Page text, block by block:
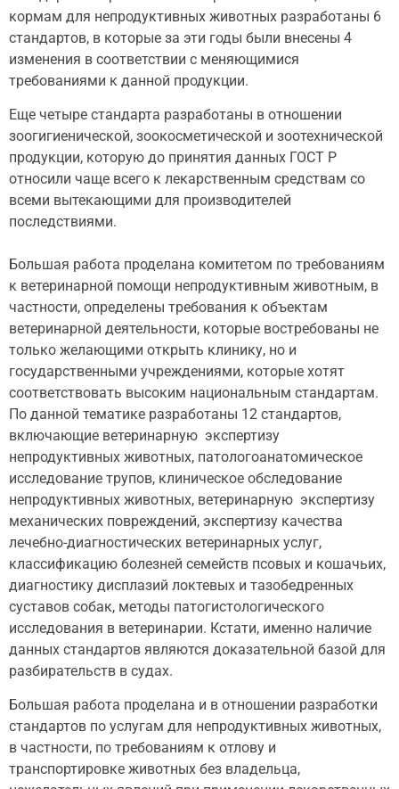
кормам для непродуктивных животных разработаны 6
стандартов, в которые за эти годы были внесены 4
изменения в соответствии с меняющимися
требованиями к данной продукции.
Еще четыре стандарта разработаны в отношении
зоогигиенической, зоокосметической и зоотехнической
продукции, которую до принятия данных ГОСТ Р
относили чаще всего к лекарственным средствам со
всеми вытекающими для производителей
последствиями.
Большая работа проделана комитетом по требованиям
к ветеринарной помощи непродуктивным животным, в
частности, определены требования к объектам
ветеринарной деятельности, которые востребованы не
только желающими открыть клинику, но и
государственными учреждениями, которые хотят
соответствовать высоким национальным стандартам.
По данной тематике разработаны 12 стандартов,
включающие ветеринарную экспертизу
непродуктивных животных, патологоанатомическое
исследование трупов, клиническое обследование
непродуктивных животных, ветеринарную экспертизу
механических повреждений, экспертизу качества
лечебно-диагностических ветеринарных услуг,
классификацию болезней семейств псовых и кошачьих,
диагностику дисплазий локтевых и тазобедренных
суставов собак, методы патогистологического
исследования в ветеринарии. Кстати, именно наличие
данных стандартов являются доказательной базой для
разбирательств в судах.
Большая работа проделана и в отношении разработки
стандартов по услугам для непродуктивных животных,
в частности, по требованиям к отлову и
транспортировке животных без владельца,